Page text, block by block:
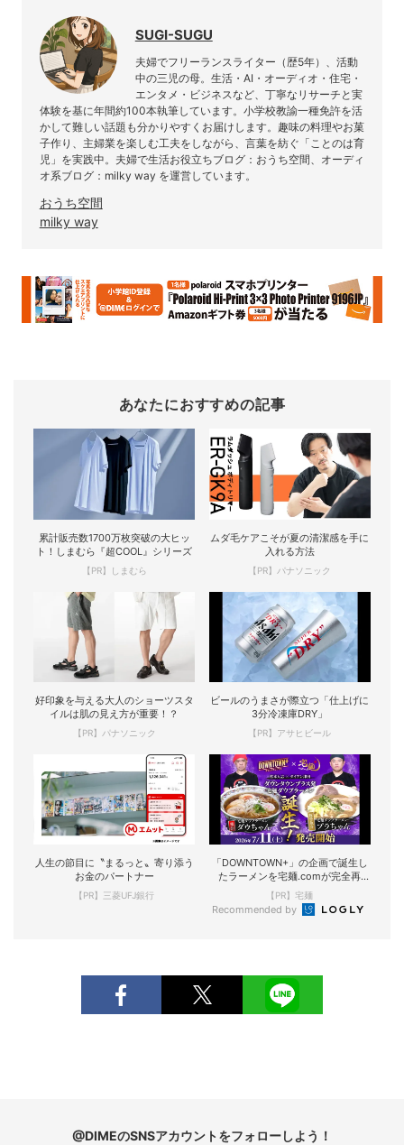
SUGI-SUGU
夫婦でフリーランスライター（歴5年）、活動
中の三児の母。生活・AI・オーディオ・住宅・
エンタメ・ビジネスなど、丁寧なリサーチと実
体験を基に年間約100本執筆しています。小学校教諭一種免許を活
かして難しい話題も分かりやすくお届けします。趣味の料理やお菓
子作り、主婦業を楽しむ工夫をしながら、言葉を紡ぐ「ことのは育
児」を実践中。夫婦で生活お役立ちブログ：おうち空間、オーディ
オ系ブログ：milky way を運営しています。
おうち空間
milky way
あなたにおすすめの記事
累計販売数1700万枚突破の大ヒッ
ト！しまむら『超COOL』シリーズ
【PR】しまむら
ムダ毛ケアこそが夏の清潔感を手に
入れる方法
【PR】パナソニック
好印象を与える大人のショーツスタ
イルは肌の見え方が重要！？
【PR】パナソニック
ビールのうまさが際立つ「仕上げに
3分冷凍庫DRY」
【PR】アサヒビール
人生の節目に〝まるっと〟寄り添う
お金のパートナー
【PR】三菱UFJ銀行
「DOWNTOWN+」の企画で誕生し
たラーメンを宅麺.comが完全再
現！
【PR】宅麺
Recommended by
@DIMEのSNSアカウントをフォローしよう！